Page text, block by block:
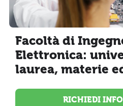
Facoltà di
Elettronica:
laurea, materie
RICHIEDI